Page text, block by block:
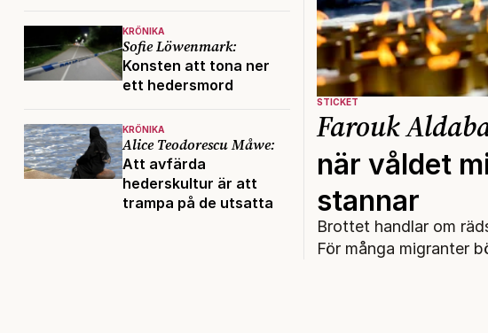
KRÖNIKA
Sofie Löwenmark:
Konsten att tona ner
ett hedersmord
KRÖNIKA
Alice Teodorescu Måwe:
Att avfärda
hederskultur är att
trampa på de utsatta
STICKET
Farouk
när våldet
stannar
Brottet handlar om
För många migranter